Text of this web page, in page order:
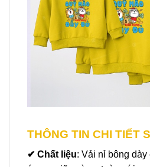
THÔNG TIN CHI TIẾT
✔ Chất liệu: Vải nỉ bông dày